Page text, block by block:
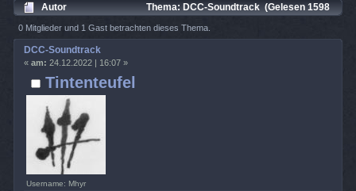
Autor
Thema: DCC-Soundtrack (Gelesen 1598
mal)
0 Mitglieder und 1 Gast betrachten dieses Thema.
Tintenteufel
Username: Mhyr
DCC-Soundtrack
« am: 24.12.2022 | 16:07 »